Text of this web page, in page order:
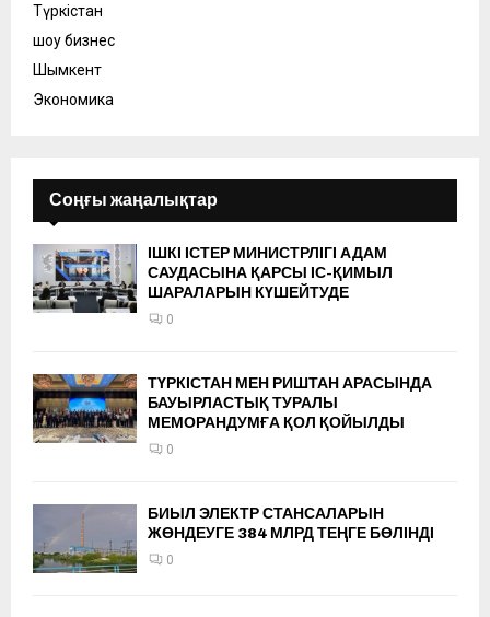
Түркістан
шоу бизнес
Шымкент
Экономика
Соңғы жаңалықтар
ІШКІ ІСТЕР МИНИСТРЛІГІ АДАМ
САУДАСЫНА ҚАРСЫ ІС-ҚИМЫЛ
ШАРАЛАРЫН КҮШЕЙТУДЕ
0
ТҮРКІСТАН МЕН РИШТАН АРАСЫНДА
БАУЫРЛАСТЫҚ ТУРАЛЫ
МЕМОРАНДУМҒА ҚОЛ ҚОЙЫЛДЫ
0
БИЫЛ ЭЛЕКТР СТАНСАЛАРЫН
ЖӨНДЕУГЕ 384 МЛРД ТЕҢГЕ БӨЛІНДІ
0